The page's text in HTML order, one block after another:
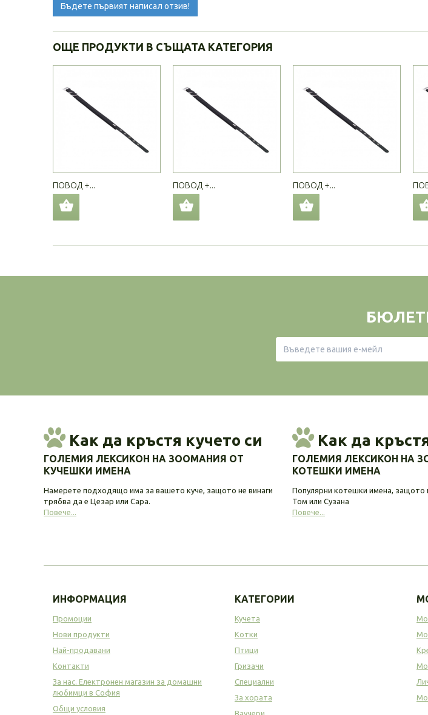
Бъдете първият написал отзив!
ОЩЕ ПРОДУКТИ В СЪЩАТА КАТЕГОРИЯ
ПОВОД +... ПОВОД +... ПОВОД +...
Как да кръстя кучето си
ГОЛЕМИЯ ЛЕКСИКОН НА ЗООМАНИЯ ОТ
КУЧЕШКИ ИМЕНА
Намерете подходящо има за вашето куче, защото не винаги
трябва да е Цезар или Сара.
Повече...
Как да
ГОЛЕМИЯ ЛЕКСИКОН НА
КОТЕШКИ ИМЕНА
Популярни котешки имена, защото
Том или Сузана
Повече...
ИНФОРМАЦИЯ
Промоции
Нови продукти
Най-продавани
Контакти
За нас. Електронен магазин за домашни
любимци в София
Общи условия
КАТЕГОРИИ
Кучета
Котки
Птици
Гризачи
Специални
За хората
Ваучери